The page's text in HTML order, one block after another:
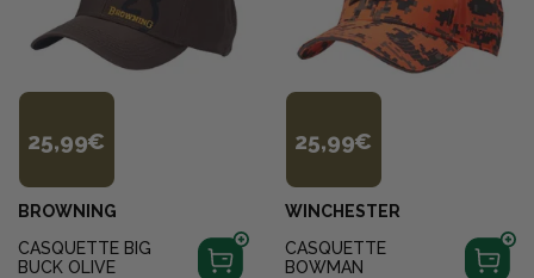
25,99€
BROWNING
CASQUETTE BIG
BUCK OLIVE
25,99€
WINCHESTER
CASQUETTE
BOWMAN